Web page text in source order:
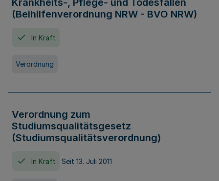
Krankheits-, Pflege- und Todesfällen
(Beihilfenverordnung NRW - BVO NRW)
In Kraft
Verordnung
Verordnung zum
Studiumsqualitätsgesetz
(Studiumsqualitätsverordnung)
In Kraft Seit 13. Juli 2011